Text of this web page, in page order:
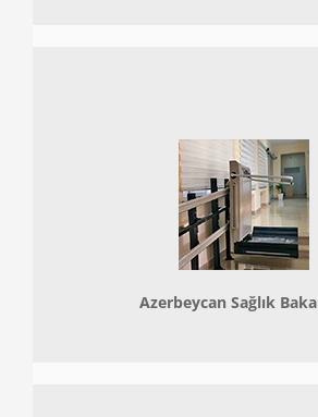
Azerbeycan Sağlık